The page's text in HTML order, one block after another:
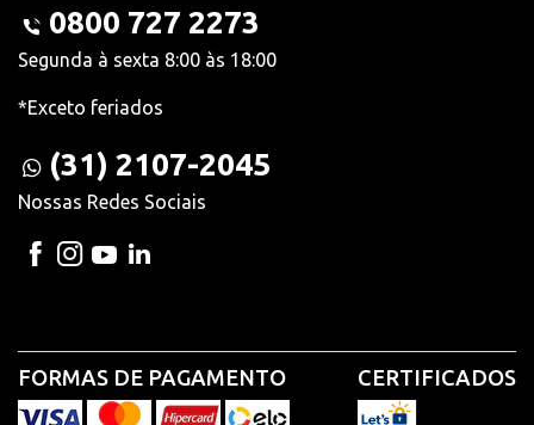
0800 727 2273
Segunda à sexta 8:00 às 18:00
*Exceto feriados
(31) 2107-2045
Nossas Redes Sociais
FORMAS DE PAGAMENTO CERTIFICADOS